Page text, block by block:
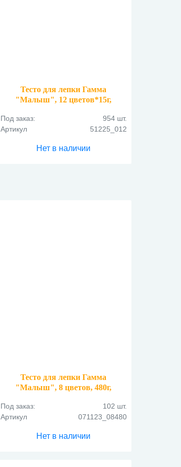
Тесто для лепки Гамма
"Малыш", 12 цветов*15г,
Под заказ:
954 шт.
Артикул
51225_012
Нет в наличии
Тесто для лепки Гамма
"Малыш", 8 цветов, 480г,
картоннная упаковка
Под заказ:
102 шт.
Артикул
071123_08480
Нет в наличии